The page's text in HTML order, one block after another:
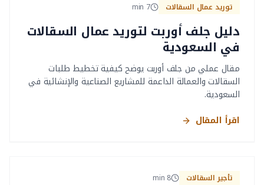
توريد عمال السقالات 7
دليل جلف أوربت لتوريد عمال السقالات
في السعودية
مقال عملي من جلف أوربت يوضح كيفية تخطيط طلبات
السقالات والعمالة الداعمة للمشاريع الصناعية والإنشائية في
السعودية.
اقرأ المقال
تأجير السقالات 8